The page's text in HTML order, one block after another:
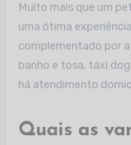
Muito mais que um
uma ótima
complementado por
banho e tosa, táxi
há atendimento
Quais as